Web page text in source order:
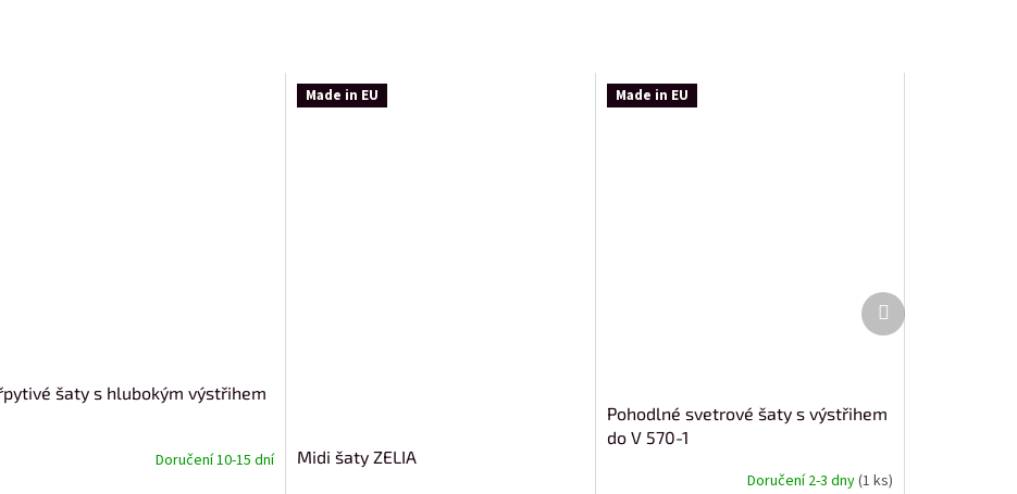
šaty s hlubokým výstřihem
Doručení 10-15 dní
Made in EU
Midi šaty ZELIA
Made in EU
Pohodlné svetrové šaty s výstřihem
do V 570-1
Doručení 2-3 dny(1 ks)
Další
produkt